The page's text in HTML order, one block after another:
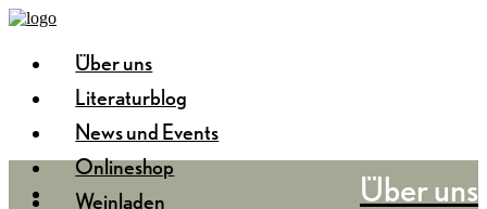
Über uns
Literaturblog
News und Events
Onlineshop
Weinladen
Über uns